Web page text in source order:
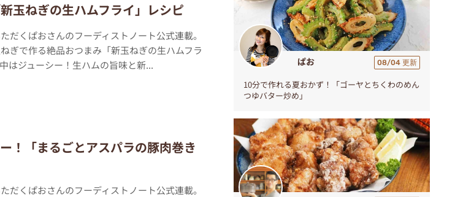
玉ねぎの生ハムフライ」レシピ
だくぱおさんのフーディストノート公式連載。
ぎで作る絶品おつまみ「新玉ねぎの生ハムフラ
はジューシー！生ハムの旨味と新...
！「まるごとアスパラの豚肉巻き
だくぱおさんのフーディストノート公式連載。
ぱお 08/04 更新
10分で作れる夏おかず！「ゴーヤとちくわのめん
つゆバター炒め」